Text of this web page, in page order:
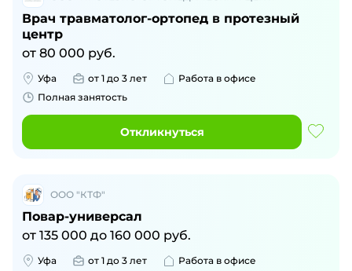
Врач травматолог-ортопед в протезный
центр
от 80 000 руб.
Уфа от 1 до 3 лет
Работа в офисе
Полная занятость
Откликнуться
ООО "КТФ"
Повар-универсал
от 135 000 до 160 000 руб.
Уфа от 1 до 3 лет
Работа в офисе